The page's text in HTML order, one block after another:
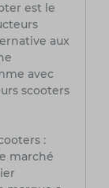
est le
aux
avec
scooters
:
marché